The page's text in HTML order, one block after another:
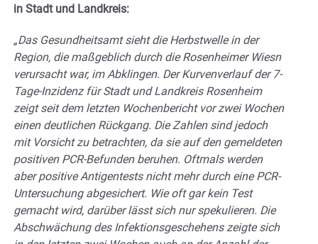
in Stadt und Landkreis:
„Das Gesundheitsamt sieht die Herbstwelle in der
Region, die maßgeblich durch die Rosenheimer Wiesn
verursacht war, im Abklingen. Der Kurvenverlauf der 7-
Tage-Inzidenz für Stadt und Landkreis Rosenheim
zeigt seit dem letzten Wochenbericht vor zwei Wochen
einen deutlichen Rückgang. Die Zahlen sind jedoch
mit Vorsicht zu betrachten, da sie auf den gemeldeten
positiven PCR-Befunden beruhen. Oftmals werden
aber positive Antigentests nicht mehr durch eine PCR-
Untersuchung abgesichert. Wie oft gar kein Test
gemacht wird, darüber lässt sich nur spekulieren. Die
Abschwächung des Infektionsgeschehens zeigte sich